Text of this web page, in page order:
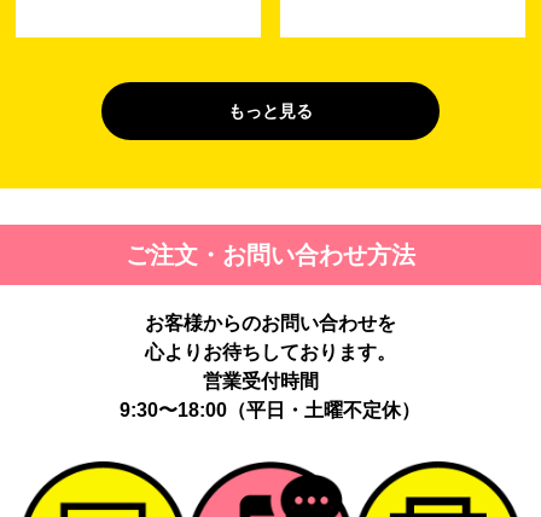
受託業務
（間接取得）
契約した小売店より委託された先への納
４. 個人情報を第三者に提供することが予定される場合の事項
第三者に提供する目的：パーソナライズ広告配信および効果測定・
最適化のため。
提供する個人情報の項目：Cookie 等の識別子、広告 ID、閲覧・行
動履歴、IP、ブラウザ・端末情報、（同意時）メールアドレス等の
提供の手段又は方法：当社ウェブサイトのタグ・SDK・API 等に
よる安全な電送、又は管理コンソールからの連携。
提供先：広告配信事業者（例：Google LLC等）。
個人情報の取り扱いに関する契約：提供先と個人情報取扱い契約
す。
もっと見る
ご注文・お問い合わせ方法
お客様からのお問い合わせを
心よりお待ちしております。
営業受付時間
9:30〜18:00（平日・土曜不定休）